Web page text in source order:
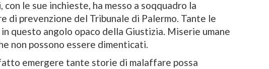
con le sue inchieste, ha messo a soqquadro la
di prevenzione del Tribunale di Palermo. Tante le
questo angolo opaco della Giustizia. Miserie umane
non possono essere dimenticati.
emergere tante storie di malaffare possa